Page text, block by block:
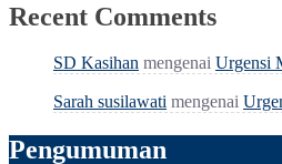
Recent Comments
SD Kasihan mengenai Urgensi
Sarah susilawati mengenai
Pengumuman